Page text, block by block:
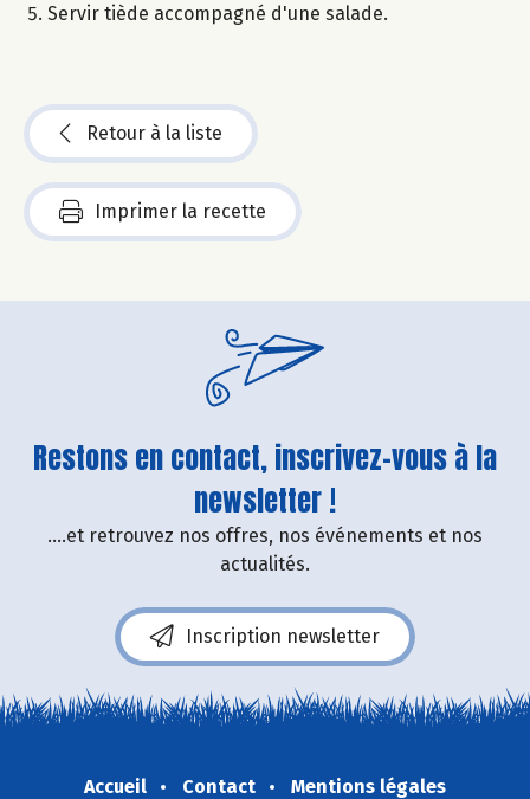
Servir tiède accompagné d'une salade.
Retour à la liste
Imprimer la recette
Restons en contact, inscrivez-vous à la
newsletter !
....et retrouvez nos offres, nos événements et nos
actualités.
Inscription newsletter
Accueil Contact
Mentions légales